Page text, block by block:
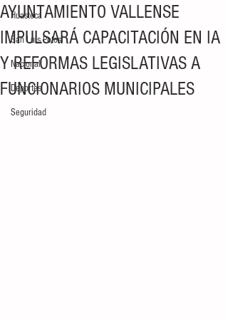
Huasteca
San Luis Potosí
Nacional
Deportes
Seguridad
AYUNTAMIENTO VALLENSE
IMPULSARÁ CAPACITACIÓN EN IA
Y REFORMAS LEGISLATIVAS A
FUNCIONARIOS MUNICIPALES